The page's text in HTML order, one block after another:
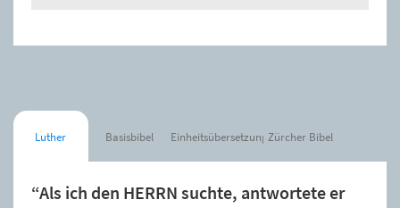
Luther Basisbibel Einheitsübersetzung Zürcher Bibel
“Als ich den HERRN suchte, antwortete er